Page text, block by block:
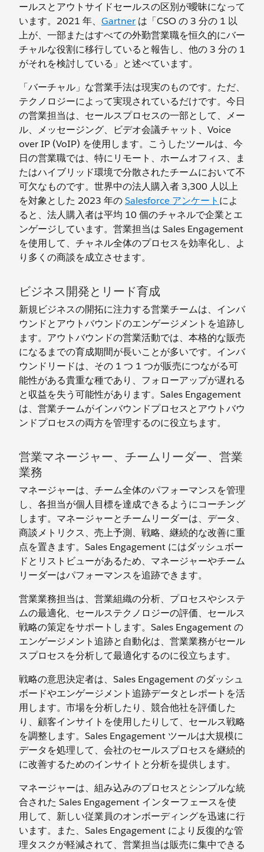
ールスとアウトサイドセールスの区別が曖昧になって
います。2021 年、 Gartner は「CSO の 3 分の 1 以
上が、一部またはすべての外勤営業職を恒久的にバー
チャルな役割に移行していると報告し、他の 3 分の 1
がそれを検討している」と述べています。
「バーチャル」な営業手法は現実のものです。ただ、
テクノロジーによって実現されているだけです。今日
の営業担当は、セールスプロセスの一部として、メー
ル、メッセージング、ビデオ会議チャット、Voice
over IP (VoIP) を使用します。こうしたツールは、今
日の営業職では、特にリモート、ホームオフィス、ま
たはハイブリッド環境で分散されたチームにおいて不
可欠なものです。世界中の法人購入者 3,300 人以上
を対象とした 2023 年のSalesforce アンケート によ
ると、法人購入者は平均 10 個のチャネルで企業とエ
ンゲージしています。営業担当は Sales Engagement
を使用して、チャネル全体のプロセスを効率化し、よ
り多くの商談を成立させます。
ビジネス開発とリード育成
新規ビジネスの開拓に注力する営業チームは、インバ
ウンドとアウトバウンドのエンゲージメントを追跡し
ます。アウトバウンドの営業活動では、本格的な販売
になるまでの育成期間が長いことが多いです。インバ
ウンドリードは、その 1 つ 1 つが販売につながる可
能性がある貴重な種であり、フォローアップが遅れる
と収益を失う可能性があります。Sales Engagement
は、営業チームがインバウンドプロセスとアウトバウ
ンドプロセスの両方を管理するのに役立ちます。
営業マネージャー、チームリーダー、営業
業務
マネージャーは、チーム全体のパフォーマンスを管理
し、各担当が個人目標を達成できるようにコーチング
します。マネージャーとチームリーダーは、データ、
商談メトリクス、売上予測、戦略、継続的な改善に重
点を置きます。Sales Engagement にはダッシュボー
ドとリストビューがあるため、マネージャーやチーム
リーダーはパフォーマンスを追跡できます。
営業業務担当は、営業組織の分析、プロセスやシステ
ムの最適化、セールステクノロジーの評価、セールス
戦略の策定をサポートします。Sales Engagement の
エンゲージメント追跡と自動化は、営業業務がセール
スプロセスを分析して最適化するのに役立ちます。
戦略の意思決定者は、Sales Engagement のダッシュ
ボードやエンゲージメント追跡データとレポートを活
用します。市場を分析したり、競合他社を評価した
り、顧客インサイトを使用したりして、セールス戦略
を調整します。Sales Engagement ツールは大規模に
データを処理して、会社のセールスプロセスを継続的
に改善するためのインサイトと分析を提供します。
マネージャーは、組み込みのプロセスとシンプルな統
合された Sales Engagement インターフェースを使
用して、新しい従業員のオンボーディングを迅速に行
います。また、Sales Engagement により反復的な管
理タスクが軽減されて、営業担当は販売に集中できる